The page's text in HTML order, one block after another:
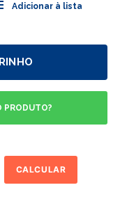
PRODUTO?
CALCULAR